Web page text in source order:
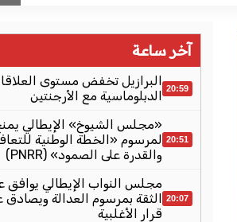
آخر ساعة
20:59 البرازيل تخفض مستوى
الدبلوماسية مع الأرجنتين
20:51
«مجلس الشيوخ» الإيطالي
لمرسوم «الخطة الوطنية
والقدرة على الصمود» (PNRR)
20:07
مجلس النواب الإيطالي يوافق
الثقة بمرسوم العدالة ويصادق
قرار الأغلبية